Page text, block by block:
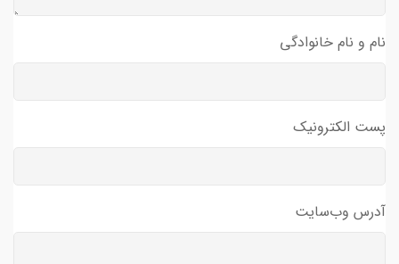
نام و نام خانوادگی
پست الکترونیک
آدرس وب‌سایت